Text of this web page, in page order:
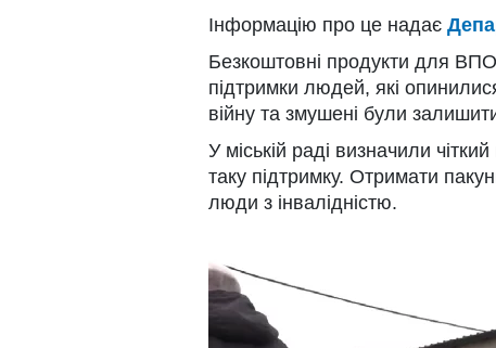
Інформацію про це надає
Безкоштовні продукти для
підтримки людей, які
війну та змушені були
У міській раді визначили
таку підтримку. Отримати
люди з інвалідністю.